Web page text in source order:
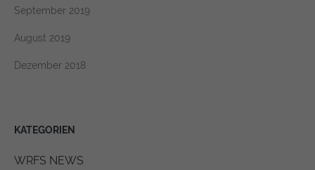
September 2019
August 2019
Dezember 2018
KATEGORIEN
WRFS NEWS